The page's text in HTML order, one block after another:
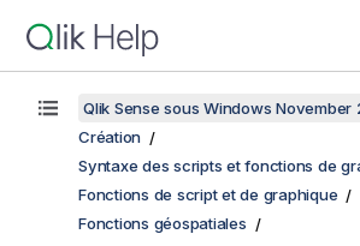
Qlik Sense sous Windows November
Création
Syntaxe des scripts et fonctions de
Fonctions de script et de graphique
Fonctions géospatiales